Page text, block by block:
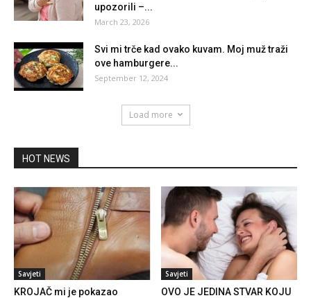
upozorili –...
March 23, 2026
Svi mi trče kad ovako kuvam. Moj muž traži
ove hamburgere...
September 12, 2024
Load more
HOT NEWS
Savjeti
KROJAČ mi je pokazao
Savjeti
OVO JE JEDINA STVAR KOJU